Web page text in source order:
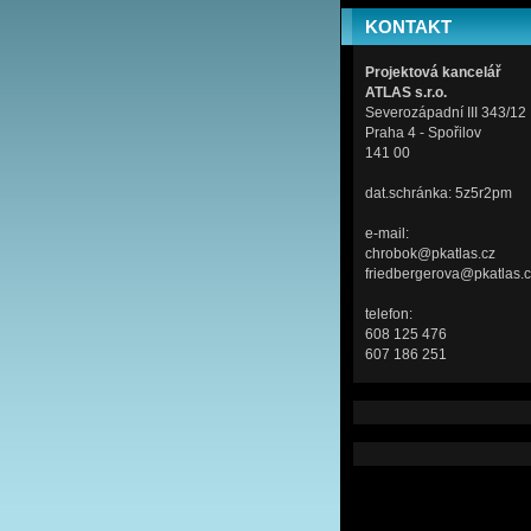
KONTAKT
Projektová kancelář
ATLAS s.r.o.
Severozápadní III 343/12
Praha 4 - Spořilov
141 00
dat.schránka: 5z5r2pm
e-mail:
chrobok@pkatlas.cz
telefon:
608 125 476
607 186 251